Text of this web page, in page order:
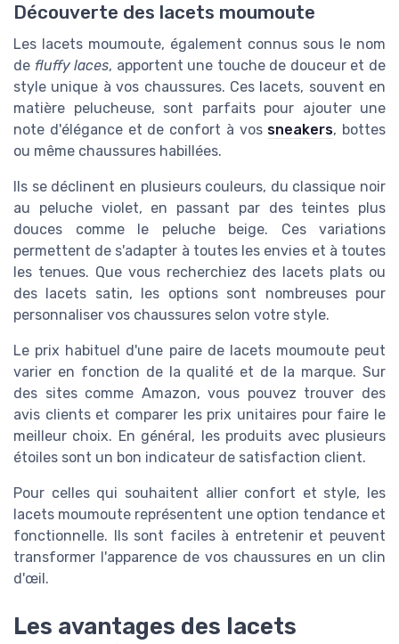
Découverte des lacets moumoute
Les lacets moumoute, également connus sous le nom
de fluffy laces, apportent une touche de douceur et de
style unique à vos chaussures. Ces lacets, souvent en
matière pelucheuse, sont parfaits pour ajouter une
note d'élégance et de confort à vos sneakers, bottes
ou même chaussures habillées.
Ils se déclinent en plusieurs couleurs, du classique noir
au peluche violet, en passant par des teintes plus
douces comme le peluche beige. Ces variations
permettent de s'adapter à toutes les envies et à toutes
les tenues. Que vous recherchiez des lacets plats ou
des lacets satin, les options sont nombreuses pour
personnaliser vos chaussures selon votre style.
Le prix habituel d'une paire de lacets moumoute peut
varier en fonction de la qualité et de la marque. Sur
des sites comme Amazon, vous pouvez trouver des
avis clients et comparer les prix unitaires pour faire le
meilleur choix. En général, les produits avec plusieurs
étoiles sont un bon indicateur de satisfaction client.
Pour celles qui souhaitent allier confort et style, les
lacets moumoute représentent une option tendance et
fonctionnelle. Ils sont faciles à entretenir et peuvent
transformer l'apparence de vos chaussures en un clin
d'œil.
Les avantages des lacets